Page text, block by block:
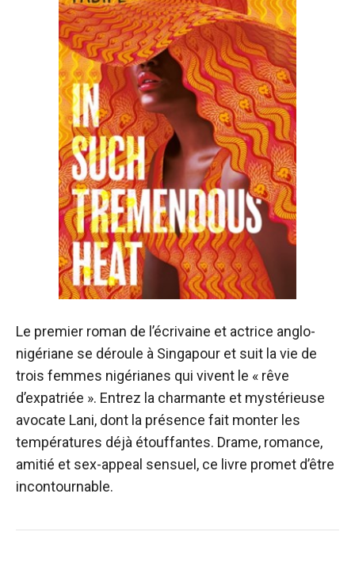
Le premier roman de l’écrivaine et actrice anglo-
nigériane se déroule à Singapour et suit la vie de
trois femmes nigérianes qui vivent le « rêve
d’expatriée ». Entrez la charmante et mystérieuse
avocate Lani, dont la présence fait monter les
températures déjà étouffantes. Drame, romance,
amitié et sex-appeal sensuel, ce livre promet d’être
incontournable.